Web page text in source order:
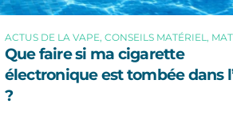
ACTUS DE LA VAPE, CONSEILS MATÉRIEL,
Que faire si ma cigarette
électronique est tombée dans
?